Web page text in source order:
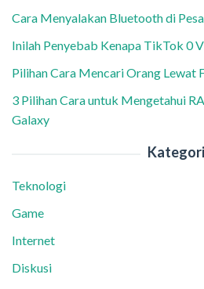
Cara Menyalakan Bluetooth di
Inilah Penyebab Kenapa TikTok 0
Pilihan Cara Mencari Orang Lewat
3 Pilihan Cara untuk Mengetahui
Galaxy
Kategori
Teknologi
Game
Internet
Diskusi